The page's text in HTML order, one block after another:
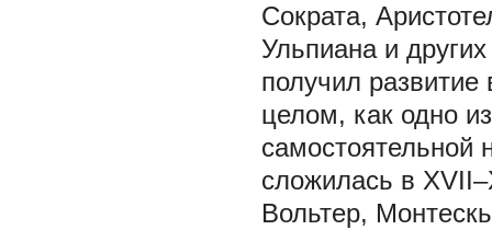
Сократа,
Ульпиана и
получил
целом, как одно
самостоятельной
сложилась в
Вольтер,